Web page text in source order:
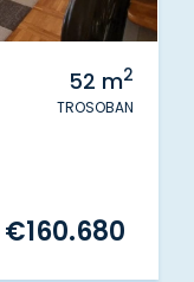
52 m2
TROSOBAN
€160.680